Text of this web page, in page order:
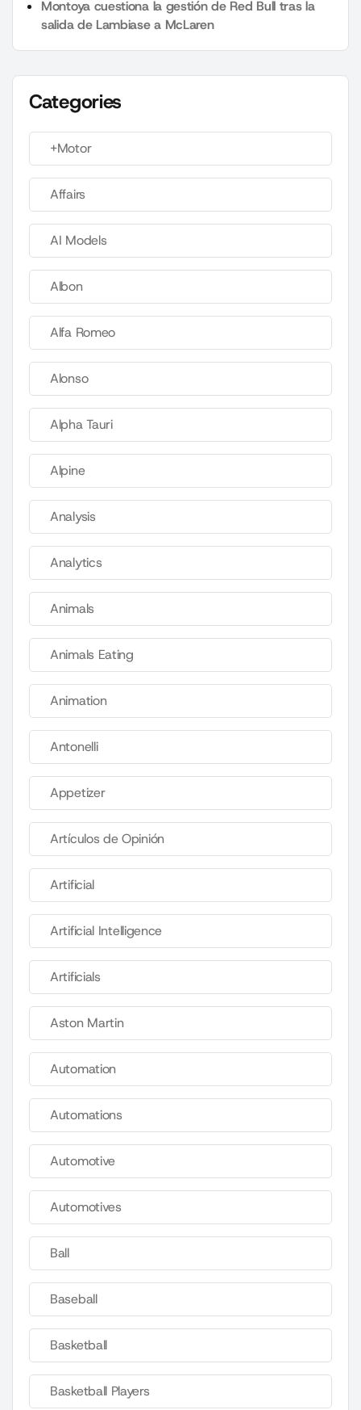
Montoya cuestiona la gestión de Red Bull tras la
salida de Lambiase a McLaren
Categories
+Motor
Affairs
AI Models
Albon
Alfa Romeo
Alonso
Alpha Tauri
Alpine
Analysis
Analytics
Animals
Animals Eating
Animation
Antonelli
Appetizer
Artículos de Opinión
Artificial
Artificial Intelligence
Artificials
Aston Martin
Automation
Automations
Automotive
Automotives
Ball
Baseball
Basketball
Basketball Players